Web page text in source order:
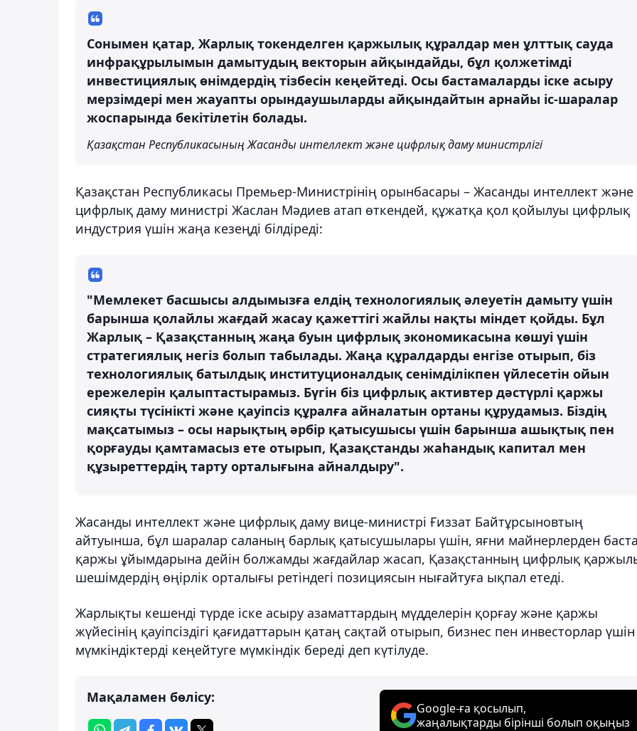
Сонымен қатар, Жарлық токенделген қаржылық құралдар мен ұлттық сауда
инфрақұрылымын дамытудың векторын айқындайды, бұл қолжетімді
инвестициялық өнімдердің тізбесін кеңейтеді. Осы бастамаларды іске асыру
мерзімдері мен жауапты орындаушыларды айқындайтын арнайы іс-шаралар
жоспарында бекітілетін болады.
Қазақстан Республикасының Жасанды интеллект және цифрлық даму министрлігі
Қазақстан Республикасы Премьер-Министрінің орынбасары – Жасанды интеллект және
цифрлық даму министрі Жаслан Мәдиев атап өткендей, құжатқа қол қойылуы цифрлық
индустрия үшін жаңа кезеңді білдіреді:
"Мемлекет басшысы алдымызға елдің технологиялық әлеуетін дамыту үшін
барынша қолайлы жағдай жасау қажеттігі жайлы нақты міндет қойды. Бұл
Жарлық – Қазақстанның жаңа буын цифрлық экономикасына көшуі үшін
стратегиялық негіз болып табылады. Жаңа құралдарды енгізе отырып, біз
технологиялық батылдық институционалдық сенімділікпен үйлесетін ойын
ережелерін қалыптастырамыз. Бүгін біз цифрлық активтер дәстүрлі қаржы
сияқты түсінікті және қауіпсіз құралға айналатын ортаны құрудамыз. Біздің
мақсатымыз – осы нарықтың әрбір қатысушысы үшін барынша ашықтық пен
қорғауды қамтамасыз ете отырып, Қазақстанды жаһандық капитал мен
құзыреттердің тарту орталығына айналдыру".
Жасанды интеллект және цифрлық даму вице-министрі Ғиззат Байтұрсыновтың
айтуынша, бұл шаралар саланың барлық қатысушылары үшін, яғни майнерлерден
қаржы ұйымдарына дейін болжамды жағдайлар жасап, Қазақстанның цифрлық
шешімдердің өңірлік орталығы ретіндегі позициясын нығайтуға ықпал етеді.
Жарлықты кешенді түрде іске асыру азаматтардың мүдделерін қорғау және қаржы
жүйесінің қауіпсіздігі қағидаттарын қатаң сақтай отырып, бизнес пен инвесторлар үшін
мүмкіндіктерді кеңейтуге мүмкіндік береді деп күтілуде.
Мақаламен бөлісу:
Google-ға қосылып,
жаңалықтарды бірінші болып оқыңыз